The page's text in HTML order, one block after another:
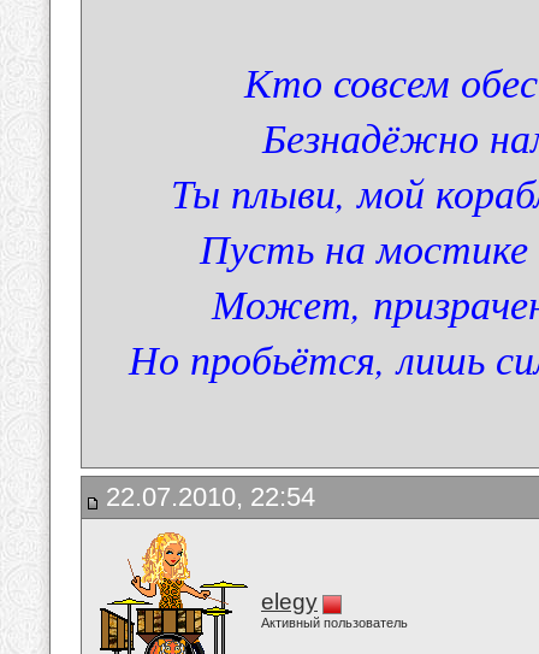
Кто совсем
Безнадёжно
Ты плыви, мой
Пусть на
Может,
Но пробьётся, лишь
22.07.2010, 22:54
elegy
Активный пользователь